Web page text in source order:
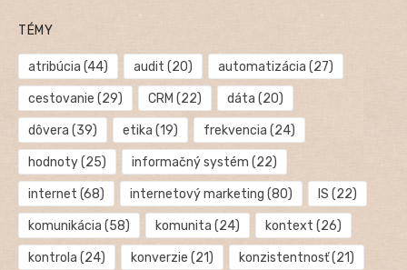
TÉMY
atribúcia (44) audit (20) automatizácia (27)
cestovanie (29) CRM (22) dáta (20)
dôvera (39) etika (19) frekvencia (24)
hodnoty(25) informačný systém (22)
internet (68) internetový marketing (80) IS (22)
komunikácia (58) komunita (24) kontext (26)
kontrola (24) konverzie (21) konzistentnosť(21)